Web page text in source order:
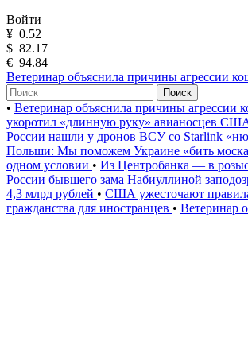
Войти
¥ 0.52
$ 82.17
€ 94.84
Ветеринар объяснила причины агрессии
Поиск
• Ветеринар объяснила причины агрессии
укоротил «длинную руку» авианосцев
России нашли у дронов ВСУ со Starlink
Польши: Мы поможем Украине «бить
одном условии • Из Центробанка — в
России бывшего зама Набиуллиной
4,3 млрд рублей • США ужесточают
гражданства для иностранцев • Ветеринар